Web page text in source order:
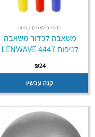
כדורי פילאטיס / פיזיו
משאבה לכדור משאבה
לניפוח LENWAVE 4447
₪24
קנה עכשיו